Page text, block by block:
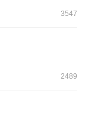
3547
2489